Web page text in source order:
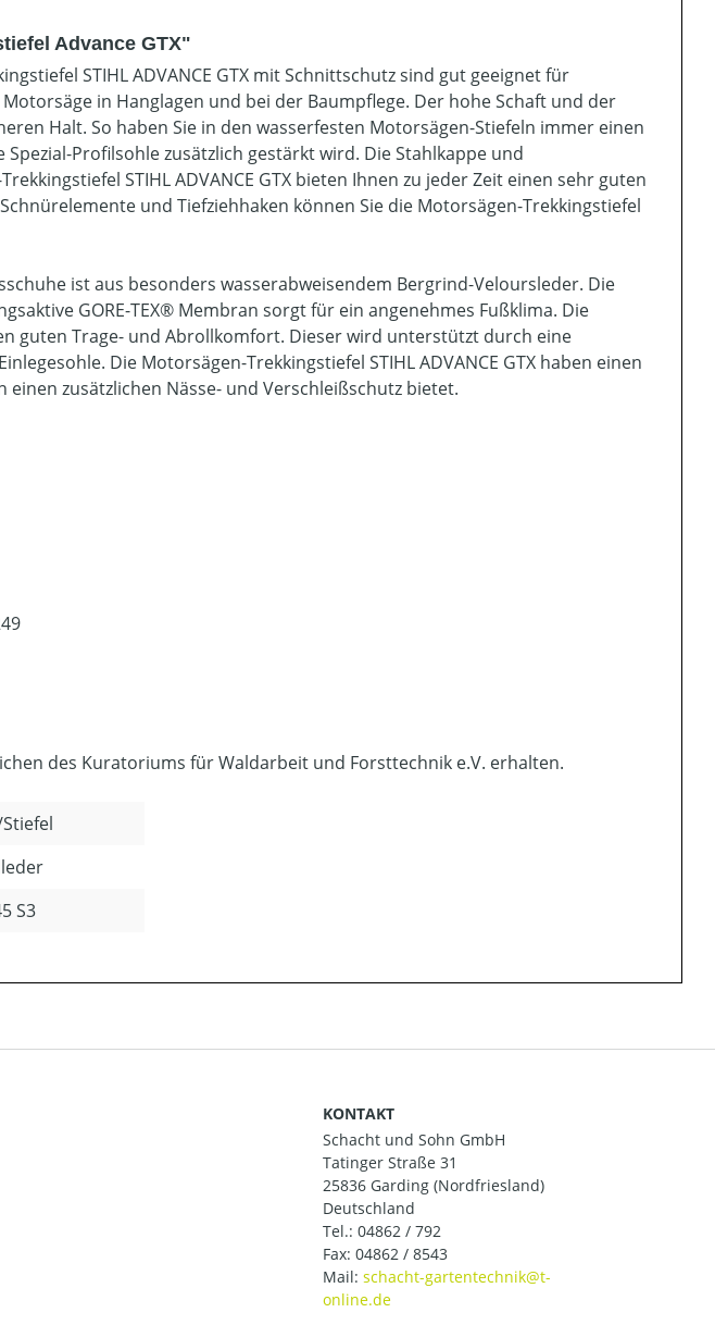
Advance GTX"
STIHL ADVANCE GTX mit Schnittschutz sind gut geeignet für
in Hanglagen und bei der Baumpflege. Der hohe Schaft und der
Halt. So haben Sie in den wasserfesten Motorsägen-Stiefeln immer einen
Profilsohle zusätzlich gestärkt wird. Die Stahlkappe und
STIHL ADVANCE GTX bieten Ihnen zu jeder Zeit einen sehr guten
und Tiefziehhaken können Sie die Motorsägen-Trekkingstiefel
ist aus besonders wasserabweisendem Bergrind-Veloursleder. Die
GORE-TEX® Membran sorgt für ein angenehmes Fußklima. Die
guten Trage- und Abrollkomfort. Dieser wird unterstützt durch eine
Die Motorsägen-Trekkingstiefel STIHL ADVANCE GTX haben einen
zusätzlichen Nässe- und Verschleißschutz bietet.
des Kuratoriums für Waldarbeit und Forsttechnik e.V. erhalten.
S3
KONTAKT
Schacht und Sohn GmbH
Tatinger Straße 31
25836 Garding (Nordfriesland)
Deutschland
Tel.: 04862 / 792
Fax: 04862 / 8543
Mail: